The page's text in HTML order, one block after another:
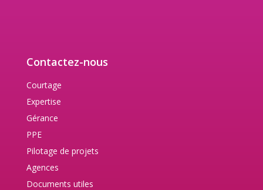
Contactez-nous
Courtage
Expertise
Gérance
PPE
Pilotage de projets
Agences
Documents utiles